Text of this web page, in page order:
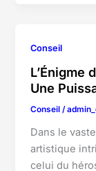
Conseil
L’Énigme
Une
Conseil /
Dans le
artistique
celui du